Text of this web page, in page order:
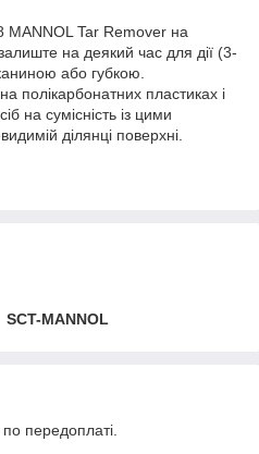
MANNOL Tar Remover на
на деякий час для дії (3-
або губкою.
полікарбонатних пластиках і
на сумісність із цими
ділянці поверхні.
SCT-MANNOL
передоплаті.